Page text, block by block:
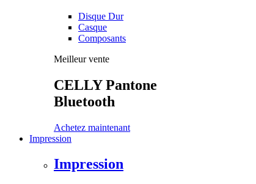
Disque Dur
Casque
Composants
Meilleur vente
CELLY Pantone
Bluetooth
Achetez maintenant
Impression
Impression